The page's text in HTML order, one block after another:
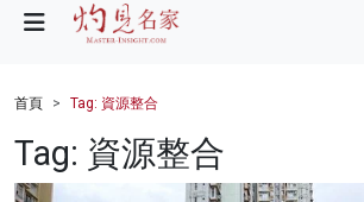
財經
健康
首頁 Tag: 資源整合
Tag: 資源整合